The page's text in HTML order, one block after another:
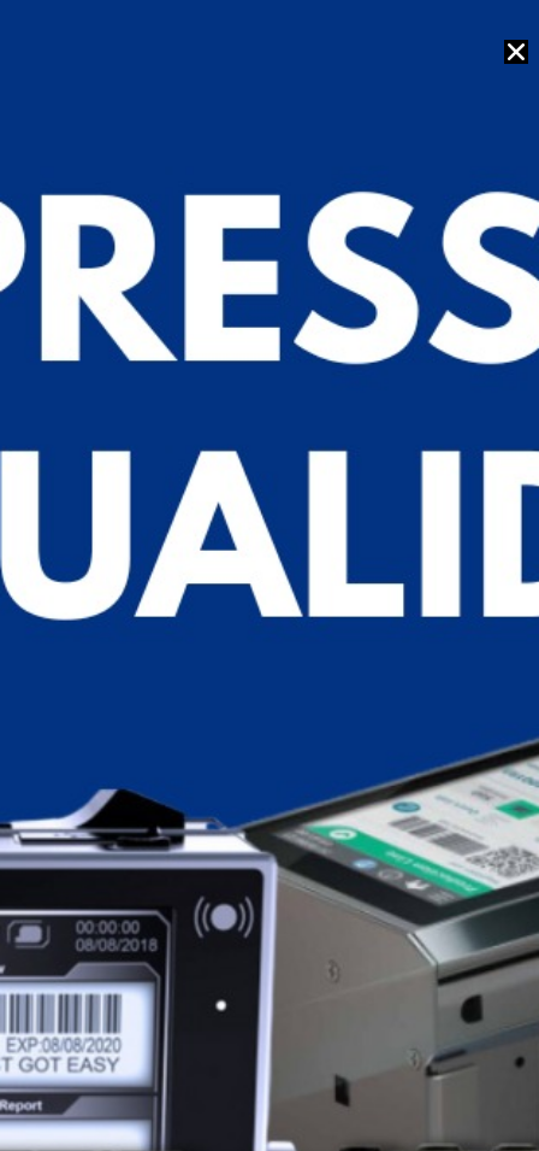
Codificadora ANSER U2
Datadora e Codificadora ANSER
U2
A menor e mais acessível impressora de jato de tinta do
Equipamento de alto desempenho
Atende uma grande gama de materiais porosos e
não porosos como papéis, papelão, cartonados,
vidros, plásticos, pets e metais.
Interface de usuário amigável, operação simplificada
O design do painel inteligente monitora o status da
impressora e fornece notificações de sistema em tempo
real.